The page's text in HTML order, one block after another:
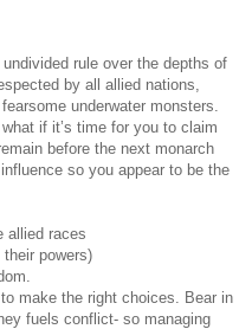
rule over the depths of
by all allied nations,
underwater monsters.
if it’s time for you to claim
before the next monarch
so you appear to be the
allied races
powers)
make the right choices. Bear in
fuels conflict- so managing